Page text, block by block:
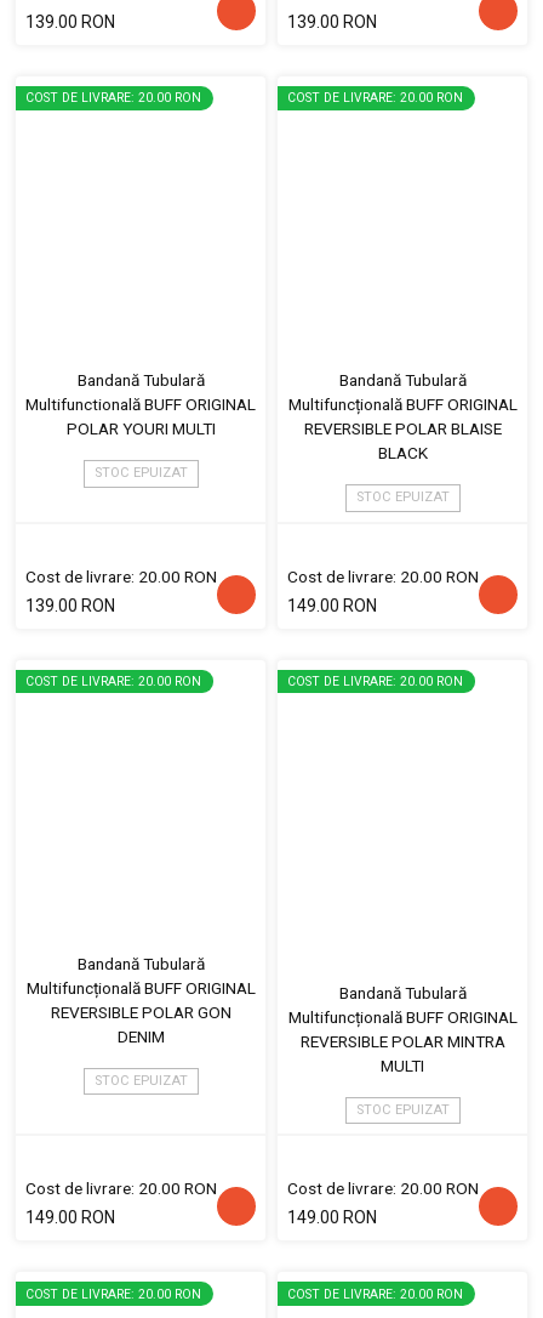
139.00 RON
139.00 RON
COST DE LIVRARE: 20.00 RON
Bandană Tubulară
Multifunctională BUFF ORIGINAL
POLAR YOURI MULTI
STOC EPUIZAT
Cost de livrare: 20.00 RON
139.00 RON
COST DE LIVRARE: 20.00 RON
Bandană Tubulară
Multifuncțională BUFF ORIGINAL
REVERSIBLE POLAR BLAISE
BLACK
STOC EPUIZAT
Cost de livrare: 20.00 RON
149.00 RON
COST DE LIVRARE: 20.00 RON
Bandană Tubulară
Multifuncțională BUFF ORIGINAL
REVERSIBLE POLAR GON
DENIM
STOC EPUIZAT
Cost de livrare: 20.00 RON
149.00 RON
COST DE LIVRARE: 20.00 RON
Bandană Tubulară
Multifuncțională BUFF ORIGINAL
REVERSIBLE POLAR MINTRA
MULTI
STOC EPUIZAT
Cost de livrare: 20.00 RON
149.00 RON
COST DE LIVRARE: 20.00 RON COST DE LIVRARE: 20.00 RON